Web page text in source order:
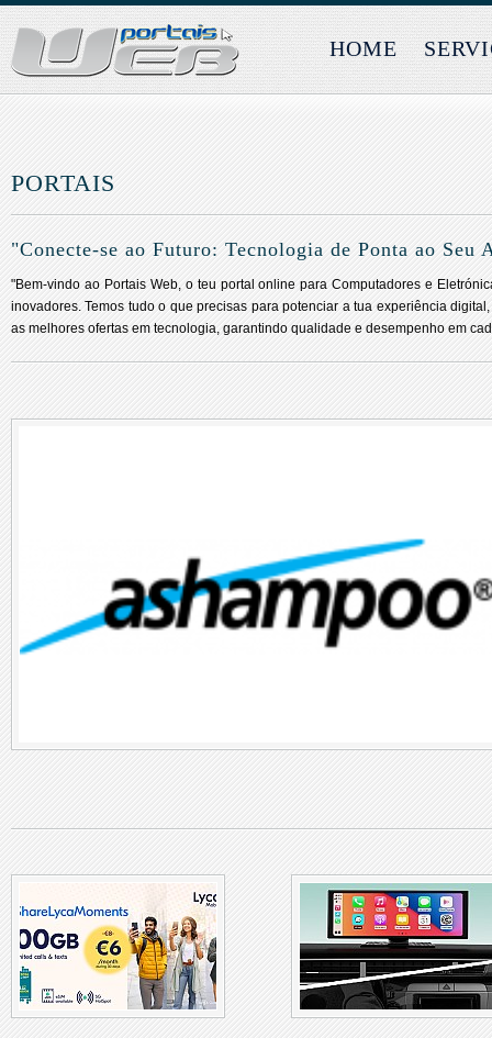
HOME
PORTAIS
"Conecte-se ao Futuro: Tecnologia de Ponta ao Seu
"Bem-vindo ao Portais Web, o teu portal online para Computadores e
inovadores. Temos tudo o que precisas para potenciar a tua experiência
as melhores ofertas em tecnologia, garantindo qualidade e desempenho em